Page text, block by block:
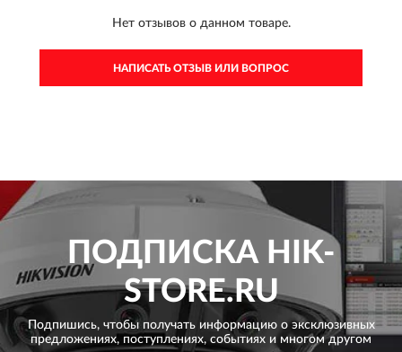
Нет отзывов о данном товаре.
НАПИСАТЬ ОТЗЫВ ИЛИ ВОПРОС
ПОДПИСКА HIK-
STORE.RU
Подпишись, чтобы получать информацию о эксклюзивных
предложениях, поступлениях, событиях и многом другом